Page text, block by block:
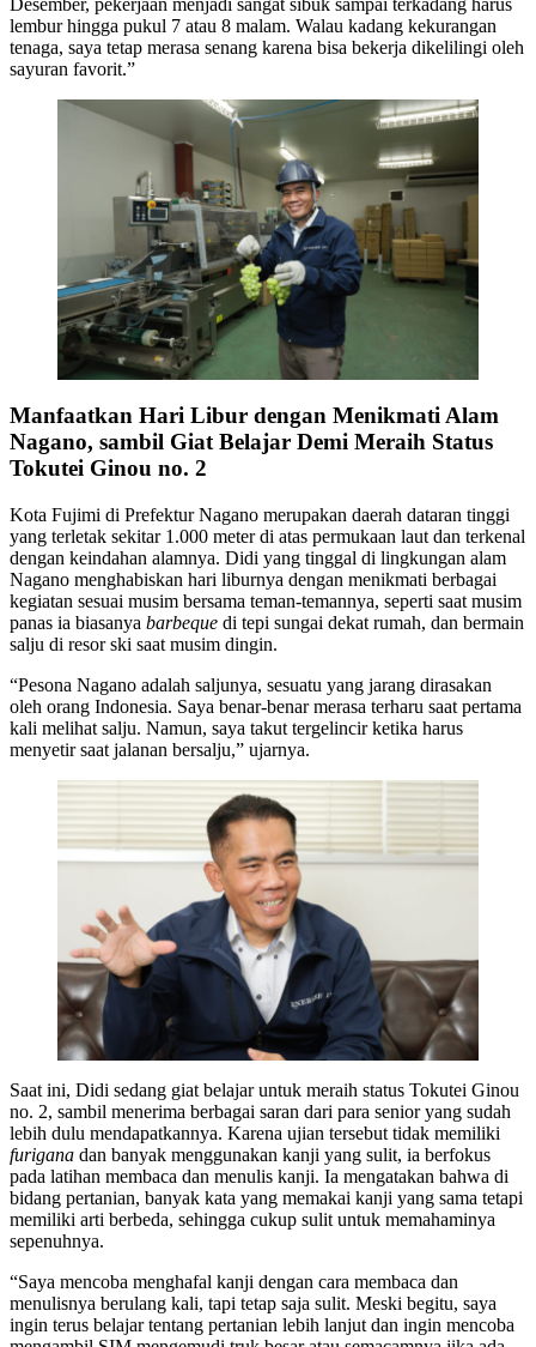
lembur hingga pukul 7 atau 8 malam. Walau kadang kekurangan
tenaga, saya tetap merasa senang karena bisa bekerja dikelilingi oleh
sayuran favorit.”
Manfaatkan Hari Libur dengan Menikmati Alam
Nagano, sambil Giat Belajar Demi Meraih Status
Tokutei Ginou no. 2
Kota Fujimi di Prefektur Nagano merupakan daerah dataran tinggi
yang terletak sekitar 1.000 meter di atas permukaan laut dan terkenal
dengan keindahan alamnya. Didi yang tinggal di lingkungan alam
Nagano menghabiskan hari liburnya dengan menikmati berbagai
kegiatan sesuai musim bersama teman-temannya, seperti saat musim
panas ia biasanya barbeque di tepi sungai dekat rumah, dan bermain
salju di resor ski saat musim dingin.
“Pesona Nagano adalah saljunya, sesuatu yang jarang dirasakan
oleh orang Indonesia. Saya benar-benar merasa terharu saat pertama
kali melihat salju. Namun, saya takut tergelincir ketika harus
menyetir saat jalanan bersalju,” ujarnya.
Saat ini, Didi sedang giat belajar untuk meraih status Tokutei Ginou
no. 2, sambil menerima berbagai saran dari para senior yang sudah
lebih dulu mendapatkannya. Karena ujian tersebut tidak memiliki
furigana dan banyak menggunakan kanji yang sulit, ia berfokus
pada latihan membaca dan menulis kanji. Ia mengatakan bahwa di
bidang pertanian, banyak kata yang memakai kanji yang sama tetapi
memiliki arti berbeda, sehingga cukup sulit untuk memahaminya
sepenuhnya.
“Saya mencoba menghafal kanji dengan cara membaca dan
menulisnya berulang kali, tapi tetap saja sulit. Meski begitu, saya
ingin terus belajar tentang pertanian lebih lanjut dan ingin mencoba